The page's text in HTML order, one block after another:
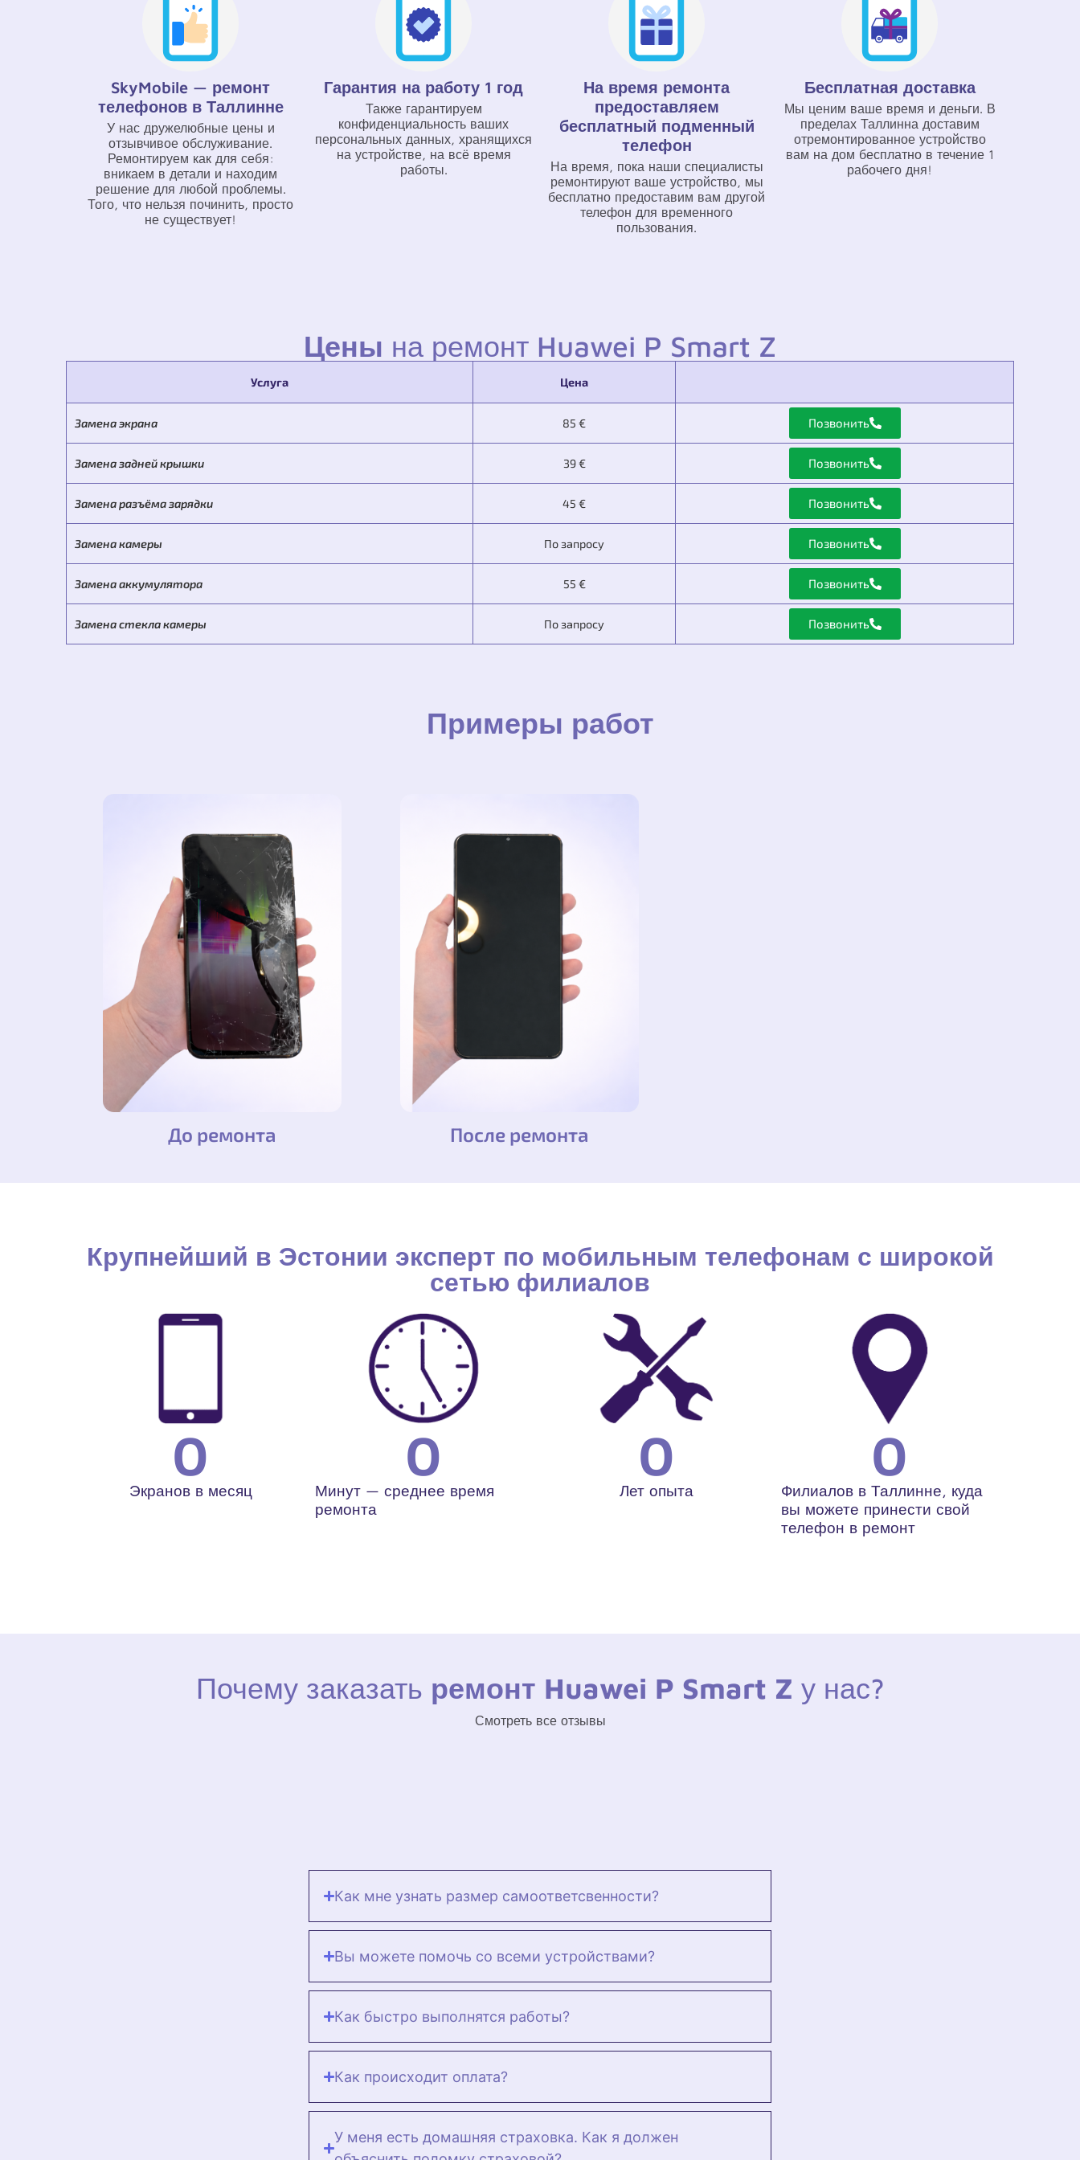
SkyMobile — ремонт
телефонов в Таллинне
У нас дружелюбные цены и
отзывчивое обслуживание.
Ремонтируем как для себя:
вникаем в детали и находим
решение для любой проблемы.
Того, что нельзя починить, просто
не существует!
Гарантия на работу 1 год
Также гарантируем
конфиденциальность ваших
персональных данных, хранящихся
на устройстве, на всё время
работы.
На время ремонта
предоставляем
бесплатный подменный
телефон
На время, пока наши специалисты
ремонтируют ваше устройство, мы
бесплатно предоставим вам другой
телефон для временного
пользования.
Бесплатная доставка
Мы ценим ваше время и деньги. В
пределах Таллинна доставим
отремонтированное устройство
вам на дом бесплатно в течение 1
рабочего дня!
Цены на ремонт Huawei P Smart Z
Услуга Цена
Замена экрана 85 € Позвонить
Замена задней крышки 39 € Позвонить
Замена разъёма зарядки 45 € Позвонить
Замена камеры По запросу Позвонить
Замена аккумулятора 55 € Позвонить
Замена стекла камеры По запросу Позвонить
Примеры работ
До ремонта После ремонта
Крупнейший в Эстонии эксперт по мобильным телефонам с широкой
сетью филиалов
Экранов в месяц
0
Минут — среднее время
ремонта
0
Лет опыта
0
Филиалов в Таллинне, куда
вы можете принести свой
телефон в ремонт
0
Почему заказать ремонт Huawei P Smart Z у нас?
Смотреть все отзывы
Как мне узнать размер самоответсвенности?
Вы можете помочь со всеми устройствами?
Как быстро выполнятся работы?
Как происходит оплата?
У меня есть домашняя страховка. Как я должен